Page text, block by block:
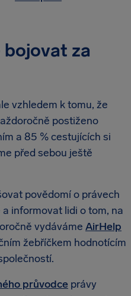
bojovat za
vzhledem k tomu, že
postiženo
a 85 % cestujících si
před sebou ještě
povědomí o právech
informovat lidi o tom, na
vydáváme AirHelp
žebříčkem hodnotícím
průvodce právy